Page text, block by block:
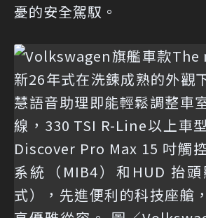
憂的安全駕馭。